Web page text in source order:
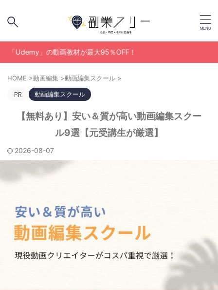
の動画教材が最大95％OFF！
HOME >動画編集 >動画編集スクール >
動画編集スクール
【無料あり】安い＆質が高い動画編集スクー
ル9選【元受講生が厳選】
2026-08-07